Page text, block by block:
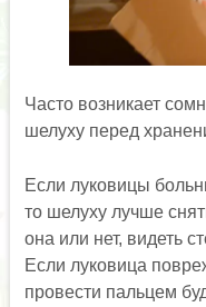
Часто возникает
шелуху перед
Если луковицы
то шелуху лучше
она или нет, видеть
Если луковица
провести пальцем